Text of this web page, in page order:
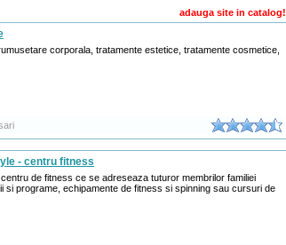
adauga site in catalog!
corporala, tratamente estetice, tratamente cosmetice,
- centru fitness
de fitness ce se adreseaza tuturor membrilor familiei
si programe, echipamente de fitness si spinning sau cursuri de